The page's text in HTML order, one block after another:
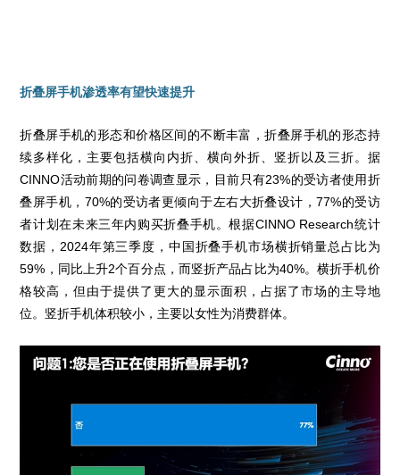
折叠屏手机渗透率有望快速提升
折叠屏手机的形态和价格区间的不断丰富，折叠屏手机的形态持
续多样化，主要包括横向内折、横向外折、竖折以及三折。据
CINNO活动前期的问卷调查显示，目前只有23%的受访者使用折
叠屏手机，70%的受访者更倾向于左右大折叠设计，77%的受访
者计划在未来三年内购买折叠手机。根据CINNO Research统计
数据，2024年第三季度，中国折叠手机市场横折销量总占比为
59%，同比上升2个百分点，而竖折产品占比为40%。横折手机价
格较高，但由于提供了更大的显示面积，占据了市场的主导地
位。竖折手机体积较小，主要以女性为消费群体。